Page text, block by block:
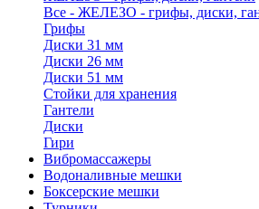
Все - ЖЕЛЕЗО - грифы, диски,
Грифы
Диски 31 мм
Диски 26 мм
Диски 51 мм
Стойки для хранения
Гантели
Диски
Гири
Вибромассажеры
Водоналивные мешки
Боксерские мешки